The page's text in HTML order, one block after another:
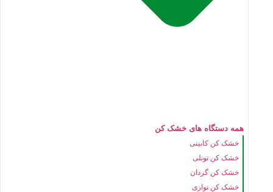
همه دستگاه های خشک کن
خشک کن کابینی
خشک کن تونلی
خشک کن گردان
خشک کن نواری